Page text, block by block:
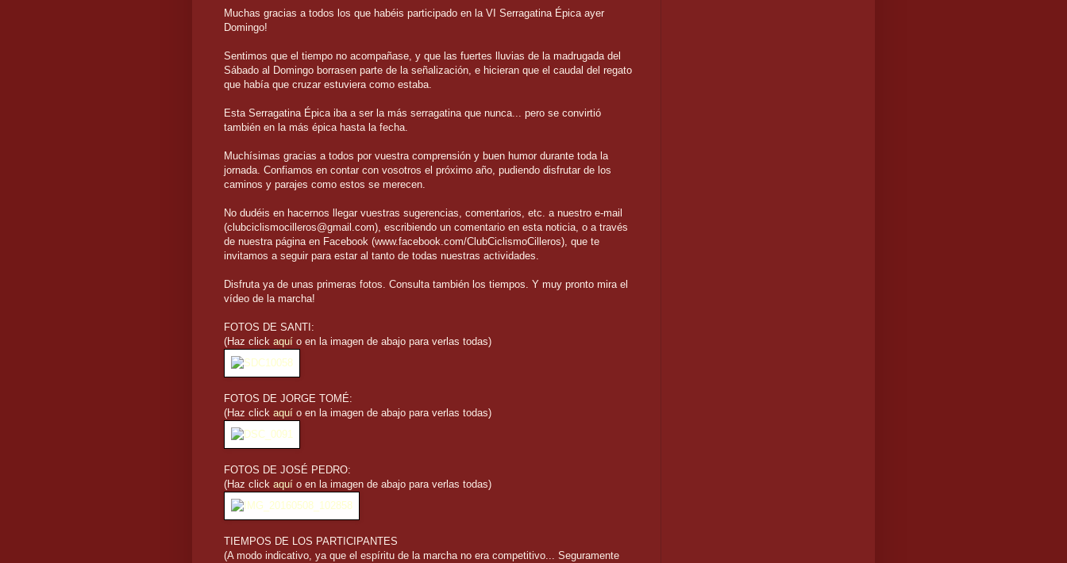
Muchas gracias a todos los que habéis participado en la VI Serragatina Épica ayer
Domingo!
Sentimos que el tiempo no acompañase, y que las fuertes lluvias de la madrugada del
Sábado al Domingo borrasen parte de la señalización, e hicieran que el caudal del regato
que había que cruzar estuviera como estaba.
Esta Serragatina Épica iba a ser la más serragatina que nunca... pero se convirtió
también en la más épica hasta la fecha.
Muchísimas gracias a todos por vuestra comprensión y buen humor durante toda la
jornada. Confiamos en contar con vosotros el próximo año, pudiendo disfrutar de los
caminos y parajes como estos se merecen.
No dudéis en hacernos llegar vuestras sugerencias, comentarios, etc. a nuestro e-mail
(clubciclismocilleros@gmail.com), escribiendo un comentario en esta noticia, o a través
de nuestra página en Facebook (www.facebook.com/ClubCiclismoCilleros), que te
invitamos a seguir para estar al tanto de todas nuestras actividades.
Disfruta ya de unas primeras fotos. Consulta también los tiempos. Y muy pronto mira el
vídeo de la marcha!
FOTOS DE SANTI:
(Haz click aquí o en la imagen de abajo para verlas todas)
FOTOS DE JORGE TOMÉ:
(Haz click aquí o en la imagen de abajo para verlas todas)
FOTOS DE JOSÉ PEDRO:
(Haz click aquí o en la imagen de abajo para verlas todas)
TIEMPOS DE LOS PARTICIPANTES
(A modo indicativo, ya que el espíritu de la marcha no era competitivo... Seguramente